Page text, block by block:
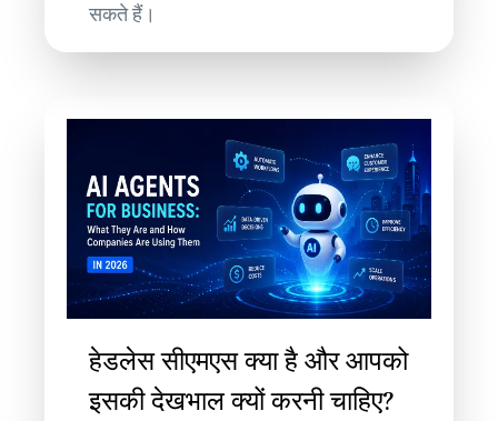
सकते हैं।
हेडलेस सीएमएस क्या है और आपको
इसकी देखभाल क्यों करनी चाहिए?